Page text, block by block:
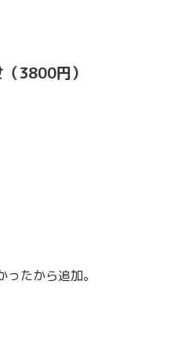
3800円）
たから追加。